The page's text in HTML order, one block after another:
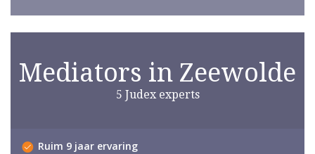
Mediators in Zeewolde
5 Judex experts
Ruim 9 jaar ervaring